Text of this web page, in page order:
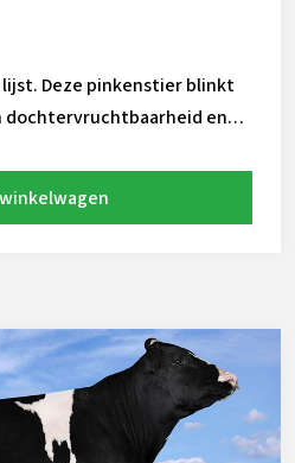
lijst. Deze pinkenstier blinkt
dochtervruchtbaarheid en